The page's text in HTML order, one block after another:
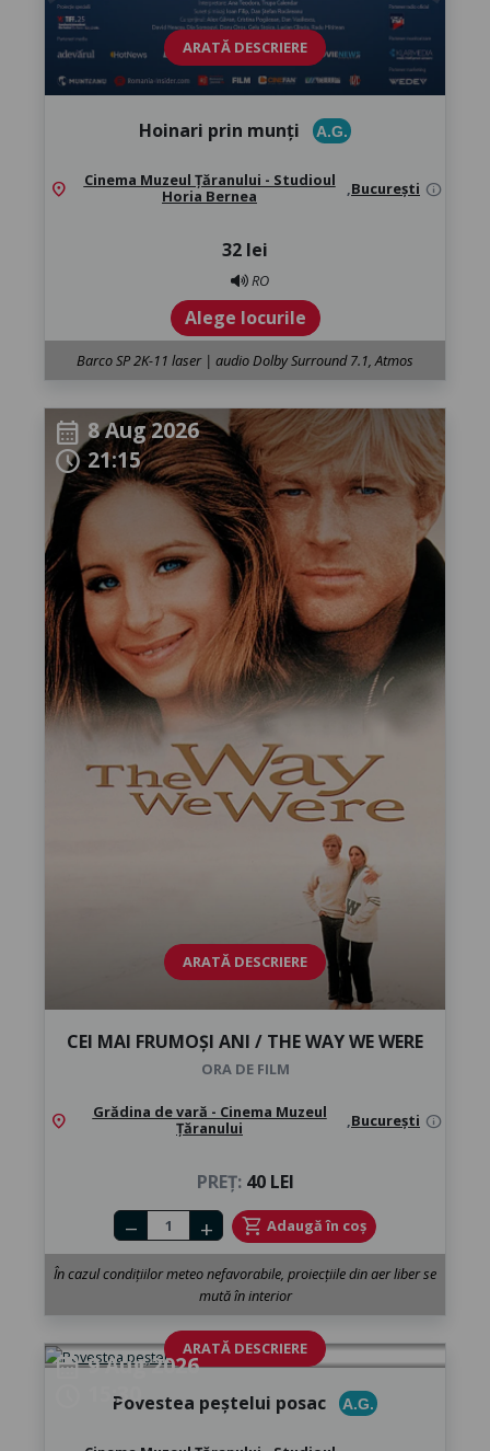
ARATĂ DESCRIERE
Hoinari prin munți A.G.
location_on
Cinema Muzeul Țăranului - Studioul
Horia Bernea
,București info
32 lei
RO
Alege locurile
Barco SP 2K-11 laser | audio Dolby Surround 7.1, Atmos
calendar_month 8 Aug 2026
schedule21:15
ARATĂ DESCRIERE
CEI MAI FRUMOȘI ANI / THE WAY WE WERE
ORA DE FILM
location_on
Grădina de vară - Cinema Muzeul
Țăranului
,București info
PREȚ:40 LEI
Number of tickets
remove add shopping_cart Adaugă în coș
În cazul condițiilor meteo nefavorabile, proiecțiile din aer liber se
mută în interior
calendar_month9 Aug 2026
15:30
ARATĂ DESCRIERE
Povestea peștelui posac A.G.